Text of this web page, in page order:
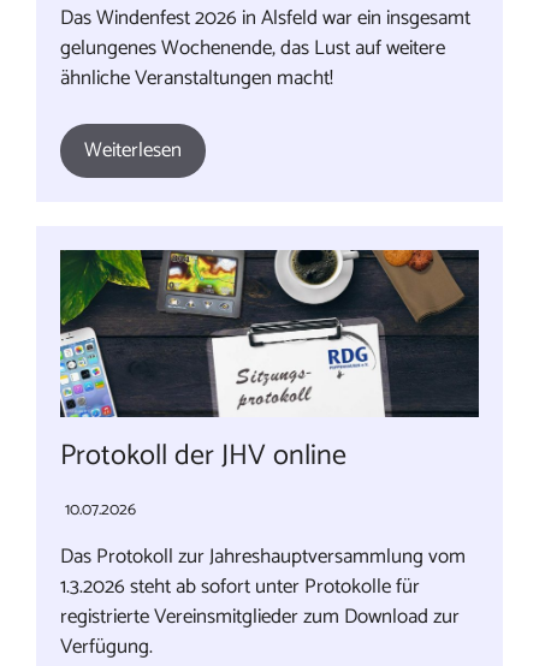
Das Windenfest 2026 in Alsfeld war ein insgesamt
gelungenes Wochenende, das Lust auf weitere
ähnliche Veranstaltungen macht!
Weiterlesen
Protokoll der JHV online
10.07.2026
Das Protokoll zur Jahreshauptversammlung vom
1.3.2026 steht ab sofort unter Protokolle für
registrierte Vereinsmitglieder zum Download zur
Verfügung.